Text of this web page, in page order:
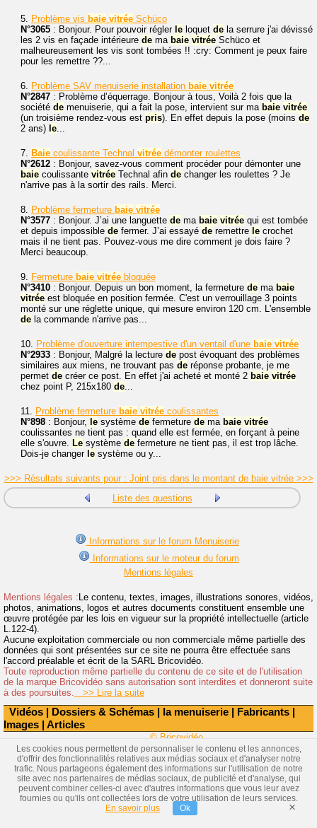
Vidéos | Dossiers & Schémas | la menuiserie | Fabricants |
Images | Articles
5. Problème vis baie vitrée Schüco
N°3065 : Bonjour. Pour pouvoir régler le loquet de la serrure j'ai dévissé
les 2 vis en façade intérieure de ma baie vitrée Schüco et
malheureusement les vis sont tombées !! :cry: Comment je peux faire
pour les remettre ??...
6. Problème SAV menuiserie installation baie vitrée
N°2847 : Problème d’équerrage. Bonjour à tous, Voilà 2 fois que la
société de menuiserie, qui a fait la pose, intervient sur ma baie vitrée
(un troisième rendez-vous est pris). En effet depuis la pose (moins de
2 ans) le...
7. Baie coulissante Technal vitrée démonter roulettes
N°2612 : Bonjour, savez-vous comment procéder pour démonter une
baie coulissante vitrée Technal afin de changer les roulettes ? Je
n'arrive pas à la sortir des rails. Merci.
8. Problème fermeture baie vitrée
N°3577 : Bonjour. J’ai une languette de ma baie vitrée qui est tombée
et depuis impossible de fermer. J’ai essayé de remettre le crochet
mais il ne tient pas. Pouvez-vous me dire comment je dois faire ?
Merci beaucoup.
9. Fermeture baie vitrée bloquée
N°3410 : Bonjour. Depuis un bon moment, la fermeture de ma baie
vitrée est bloquée en position fermée. C'est un verrouillage 3 points
monté sur une réglette unique, qui mesure environ 120 cm. L'ensemble
de la commande n'arrive pas...
10. Problème d'ouverture intempestive d'un ventail d'une baie vitrée
N°2933 : Bonjour, Malgré la lecture de post évoquant des problèmes
similaires aux miens, ne trouvant pas de réponse probante, je me
permet de créer ce post. En effet j'ai acheté et monté 2 baie vitrée
chez point P, 215x180 de...
11. Problème fermeture baie vitrée coulissantes
N°898 : Bonjour, le système de fermeture de ma baie vitrée
coulissantes ne tient pas : quand elle est fermée, en forçant à peine
elle s'ouvre. Le système de fermeture ne tient pas, il est trop lâche.
Dois-je changer le système ou y...
>>> Résultats suivants pour : Joint pris dans le montant de baie vitrée >>>
Liste des questions
Informations sur le forum Menuiserie
Informations sur le moteur du forum
Mentions légales
Mentions légales : Le contenu, textes, images, illustrations sonores, vidéos,
photos, animations, logos et autres documents constituent ensemble une
œuvre protégée par les lois en vigueur sur la propriété intellectuelle (article
L.122-4).
Aucune exploitation commerciale ou non commerciale même partielle des
données qui sont présentées sur ce site ne pourra être effectuée sans
l'accord préalable et écrit de la SARL Bricovidéo.
Toute reproduction même partielle du contenu de ce site et de l'utilisation
de la marque Bricovidéo sans autorisation sont interdites et donneront suite
à des poursuites. >> Lire la suite
© Bricovidéo
Les cookies nous permettent de personnaliser le contenu et les annonces,
d'offrir des fonctionnalités relatives aux médias sociaux et d'analyser notre
trafic. Nous partageons également des informations sur l'utilisation de notre
site avec nos partenaires de médias sociaux, de publicité et d'analyse, qui
peuvent combiner celles-ci avec d'autres informations que vous leur avez
fournies ou qu'ils ont collectées lors de votre utilisation de leurs services.
En savoir plus
Ok ×